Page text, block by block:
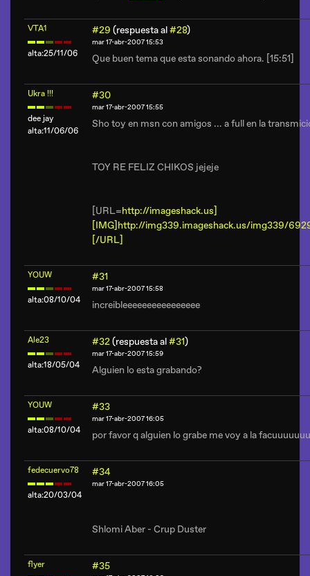
VTA1
alta:25/11/06
#29 (respuesta al#28)
mar 17-abr-2007 15:53
Que buen tema que esta sonando ahora. [15:51]
Ukra !!!
dee jay
alta:11/06/06
#30
mar 17-abr-2007 15:55
Sho toy en msn con amigos ... a full en la
TOY RE FELIZ CHIKOS jejeje
[URL=http://imageshack.us]
[IMG]http://img339.imageshack.us/img339/
[/URL]
YOUW
alta:08/10/04
#31
mar 17-abr-2007 15:58
increibleeeeeeeeeeeeeeee
Ale23
alta:18/05/04
#32(respuesta al#31)
mar 17-abr-2007 15:59
Alguien lo esta grabando?
YOUW
alta:08/10/04
#33
mar 17-abr-2007 16:05
por favor q alguien lo grabe me voy a la
fedecuervo78
alta:20/03/04
#34
mar 17-abr-2007 16:05
Shlomi Aber - Crup Duster
flyer #35